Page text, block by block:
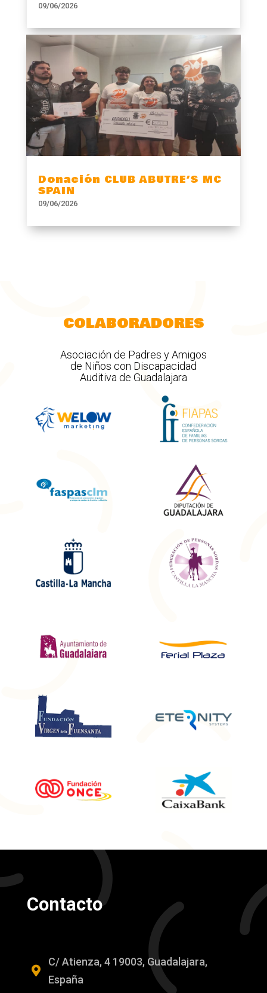
09/06/2026
Donación CLUB ABUTRE’S MC
SPAIN
09/06/2026
COLABORADORES
Asociación de Padres y Amigos
de Niños con Discapacidad
Auditiva de Guadalajara
Contacto

C/ Atienza, 4 19003, Guadalajara,
España